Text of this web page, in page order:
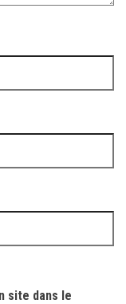
site dans le